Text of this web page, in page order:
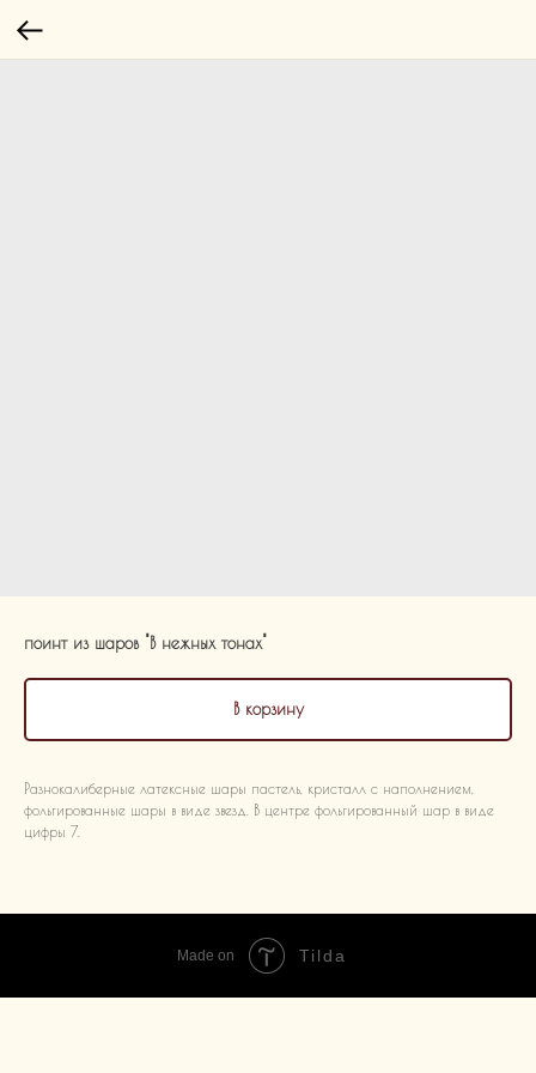
поинт из шаров "В нежных тонах"
В корзину
Разнокалиберные латексные шары пастель, кристалл с наполнением,
фольгированные шары в виде звезд. В центре фольгированный шар в виде
цифры 7.
Made on Tilda